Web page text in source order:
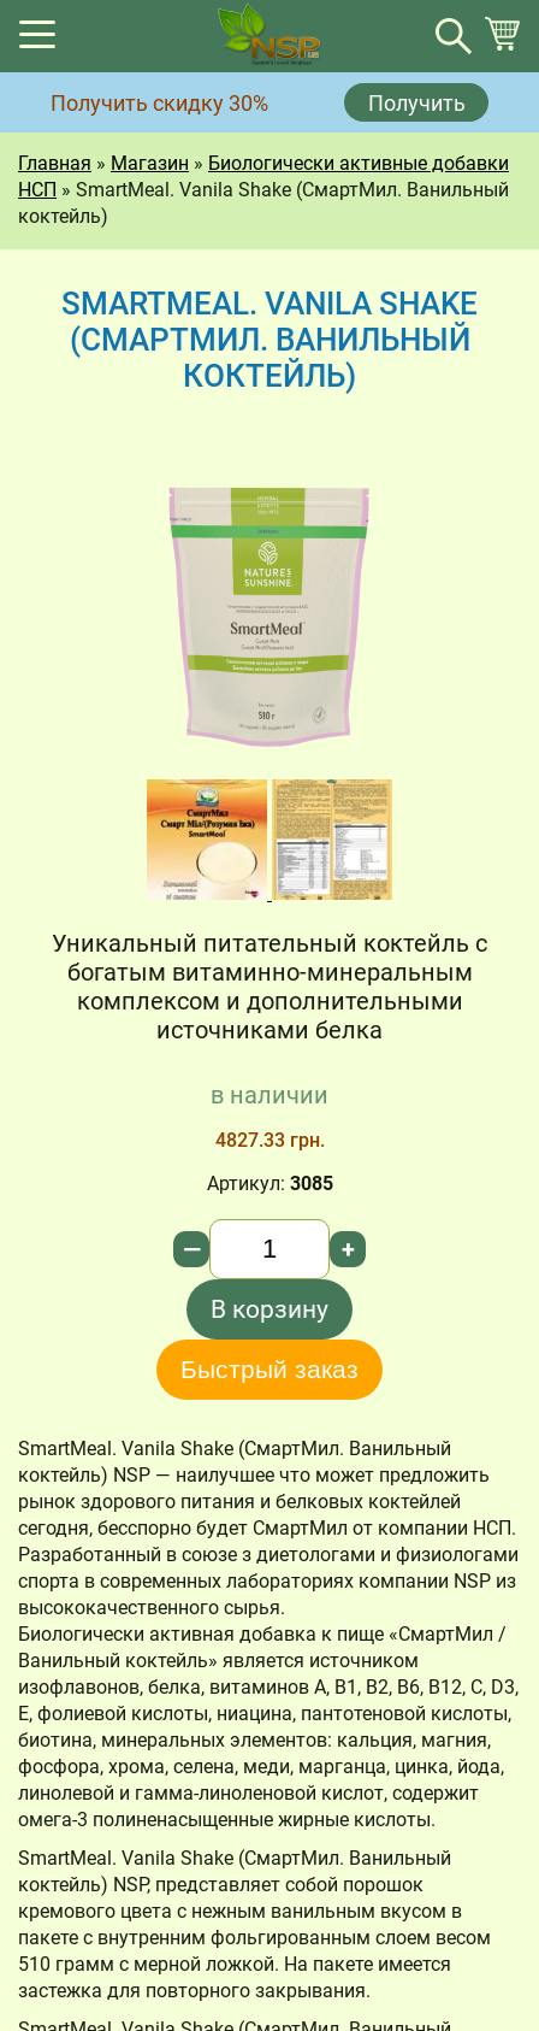
Получить скидку 30% Получить
Главная » Магазин » Биологически активные добавки
НСП » SmartMeal. Vanila Shake (СмартМил. Ванильный
коктейль)
SMARTMEAL. VANILA SHAKE
(СМАРТМИЛ. ВАНИЛЬНЫЙ
КОКТЕЙЛЬ)
Уникальный питательный коктейль с
богатым витаминно-минеральным
комплексом и дополнительными
источниками белка
в наличии
4827.33 грн.
Артикул: 3085
Количество
— +
В корзину
Быстрый заказ
SmartMeal. Vanila Shake (СмартМил. Ванильный
коктейль) NSP — наилучшее что может предложить
рынок здорового питания и белковых коктейлей
сегодня, бесспорно будет СмартМил от компании НСП.
Разработанный в союзе з диетологами и физиологами
спорта в современных лабораториях компании NSP из
высококачественного сырья.
Биологически активная добавка к пище «СмартМил /
Ванильный коктейль» является источником
изофлавонов, белка, витаминов А, В1, В2, В6, В12, С, D3,
Е, фолиевой кислоты, ниацина, пантотеновой кислоты,
биотина, минеральных элементов: кальция, магния,
фосфора, хрома, селена, меди, марганца, цинка, йода,
линолевой и гамма-линоленовой кислот, содержит
омега-3 полиненасыщенные жирные кислоты.
SmartMeal. Vanila Shake (СмартМил. Ванильный
коктейль) NSP, представляет собой порошок
кремового цвета с нежным ванильным вкусом в
пакете с внутренним фольгированным слоем весом
510 грамм с мерной ложкой. На пакете имеется
застежка для повторного закрывания.
Корзина
Корзина пуста.